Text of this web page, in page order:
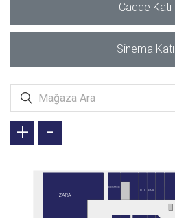
Cadde Katı
Sinema Katı
BAMBİ
DERİMOD
ELLE
ZARA
+ -